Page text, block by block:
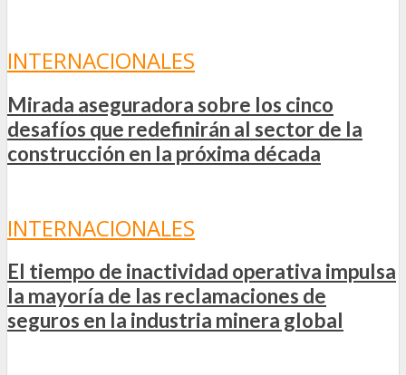
INTERNACIONALES
Mirada aseguradora sobre los cinco
desafíos que redefinirán al sector de la
construcción en la próxima década
INTERNACIONALES
El tiempo de inactividad operativa impulsa
la mayoría de las reclamaciones de
seguros en la industria minera global